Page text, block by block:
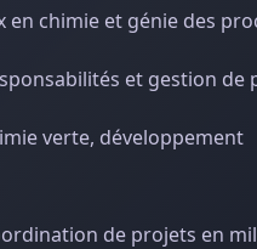
en chimie et génie des
et gestion de
verte, développement
de projets en